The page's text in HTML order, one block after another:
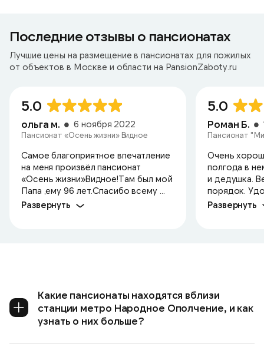
Последние отзывы о пансионатах
Лучшие цены на размещение в пансионатах для пожилых
от объектов в Москве и области на PansionZaboty.ru
5.0
ольга м. 6 ноября 2022
Пансионат «Осень жизни» Видное
Самое благоприятное впечатление
на меня произвёл пансионат
«Осень жизни»Видное!Там был мой
Папа ,ему 96 лет.Спасибо всему ...
Развернуть
5.0
Роман Б.
Пансионат
Очень
полгода в
и дедушка.
порядок.
Развернуть
Какие пансионаты находятся вблизи
станции метро Народное Ополчение, и как
узнать о них больше?